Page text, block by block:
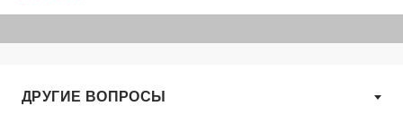
ДРУГИЕ ВОПРОСЫ